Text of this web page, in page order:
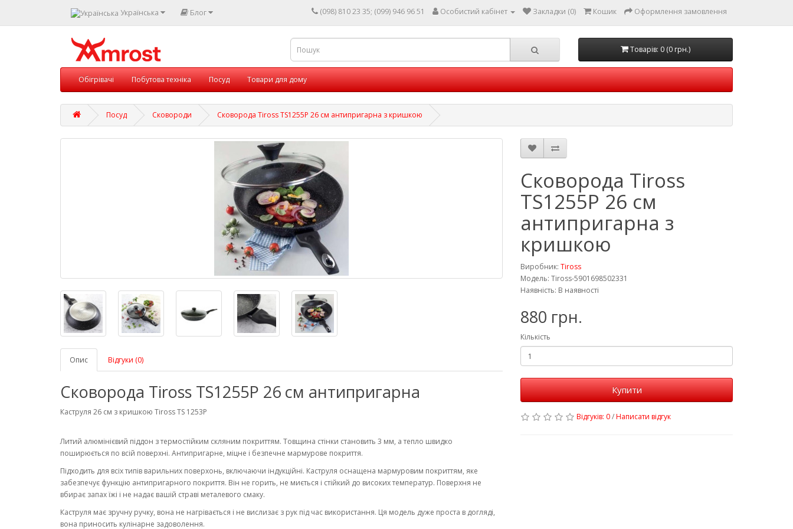
Українська Блог (098) 810 23 35; (099) 946 96 51 Особистий кабінет Закладки (0) Кошик Оформлення замовлення
Товарів: 0 (0 грн.)
Обігрівачі Побутова техніка Посуд Товари для дому
Посуд Сковороди Сковорода Tiross TS1255P 26 см антипригарна з кришкою
Опис Відгуки (0)
Сковорода Tiross TS1255P 26 см антипригарна
Каструля 26 см з кришкою Tiross TS 1253P
Литий алюмінієвий піддон з термостійким скляним покриттям. Товщина стінки становить 3 мм, а тепло швидко
поширюється по всій поверхні. Антипригарне, міцне і безпечне мармурове покриття.
Підходить для всіх типів варильних поверхонь, включаючи індукційні. Каструля оснащена мармуровим покриттям, яке
забезпечує функцію антипригарного покриття. Він не горить, не миється і стійкий до високих температур. Поверхня не
вбирає запах їжі і не надає вашій страві металевого смаку.
Каструля має зручну ручку, вона не нагрівається і не вислизає з рук під час використання. Ця модель дуже проста в догляді,
вона приносить кулінарне задоволення.
Сковорода Tiross
TS1255P 26 см
антипригарна з
кришкою
Виробник: Tiross
Модель: Tiross-5901698502331
Наявність: В наявності
880 грн.
Кількість
Купити
Відгуків: 0/Написати відгук